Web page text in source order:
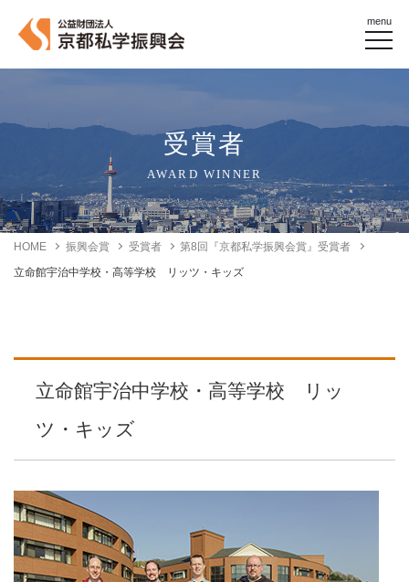
menu
受賞者
AWARD WINNER
HOME 振興会賞 受賞者
第8回『京都私学振興会賞』受賞者
立命館宇治中学校・高等学校 リッツ・キッズ
立命館宇治中学校・高等学校 リッ
ツ・キッズ